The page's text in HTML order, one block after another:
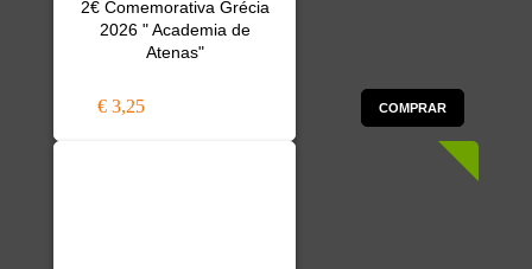
2€ Comemorativa Grécia
2026 " Academia de
Atenas"
€ 3,25 COMPRAR